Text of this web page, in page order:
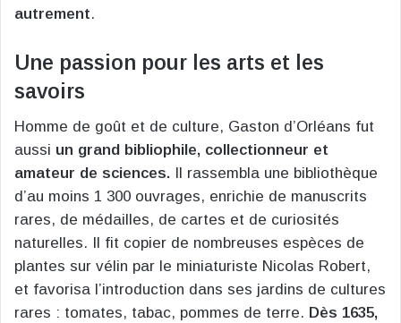
autrement.
Une passion pour les arts et les
savoirs
Homme de goût et de culture, Gaston d’Orléans fut
aussi un grand bibliophile, collectionneur et
amateur de sciences. Il rassembla une bibliothèque
d’au moins 1 300 ouvrages, enrichie de manuscrits
rares, de médailles, de cartes et de curiosités
naturelles. Il fit copier de nombreuses espèces de
plantes sur vélin par le miniaturiste Nicolas Robert,
et favorisa l’introduction dans ses jardins de cultures
rares : tomates, tabac, pommes de terre. Dès 1635,